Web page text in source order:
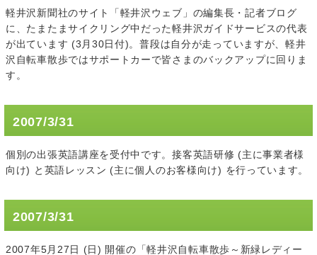
軽井沢新聞社のサイト「軽井沢ウェブ」の編集長・記者ブログ
に、たまたまサイクリング中だった軽井沢ガイドサービスの代表
が出ています (3月30日付)。普段は自分が走っていますが、軽井
沢自転車散歩ではサポートカーで皆さまのバックアップに回りま
す。
2007/3/31
個別の出張英語講座を受付中です。接客英語研修 (主に事業者様
向け) と英語レッスン (主に個人のお客様向け) を行っています。
2007/3/31
2007年5月27日 (日) 開催の「軽井沢自転車散歩～新緑レディー